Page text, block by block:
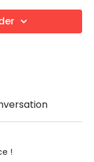
(Biceps)
!